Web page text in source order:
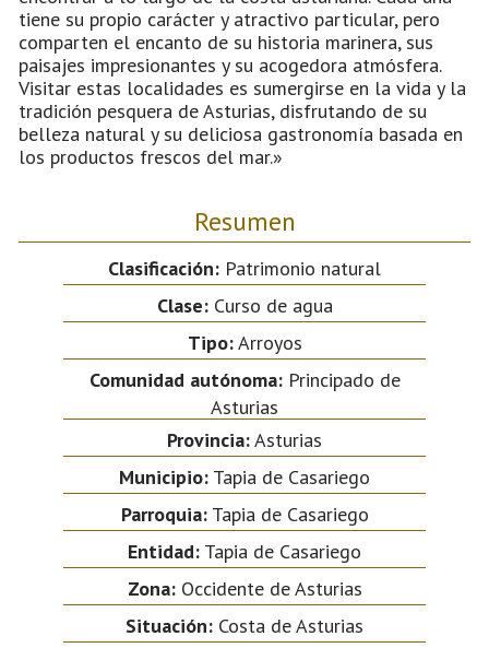
tiene su propio carácter y atractivo particular, pero
comparten el encanto de su historia marinera, sus
paisajes impresionantes y su acogedora atmósfera.
Visitar estas localidades es sumergirse en la vida y la
tradición pesquera de Asturias, disfrutando de su
belleza natural y su deliciosa gastronomía basada en
los productos frescos del mar.»
Resumen
Clasificación: Patrimonio natural
Clase:Curso de agua
Tipo:Arroyos
Comunidad autónoma:Principado de
Asturias
Provincia:Asturias
Municipio: Tapia de Casariego
Parroquia:Tapia de Casariego
Entidad: Tapia de Casariego
Zona:Occidente de Asturias
Situación: Costa de Asturias